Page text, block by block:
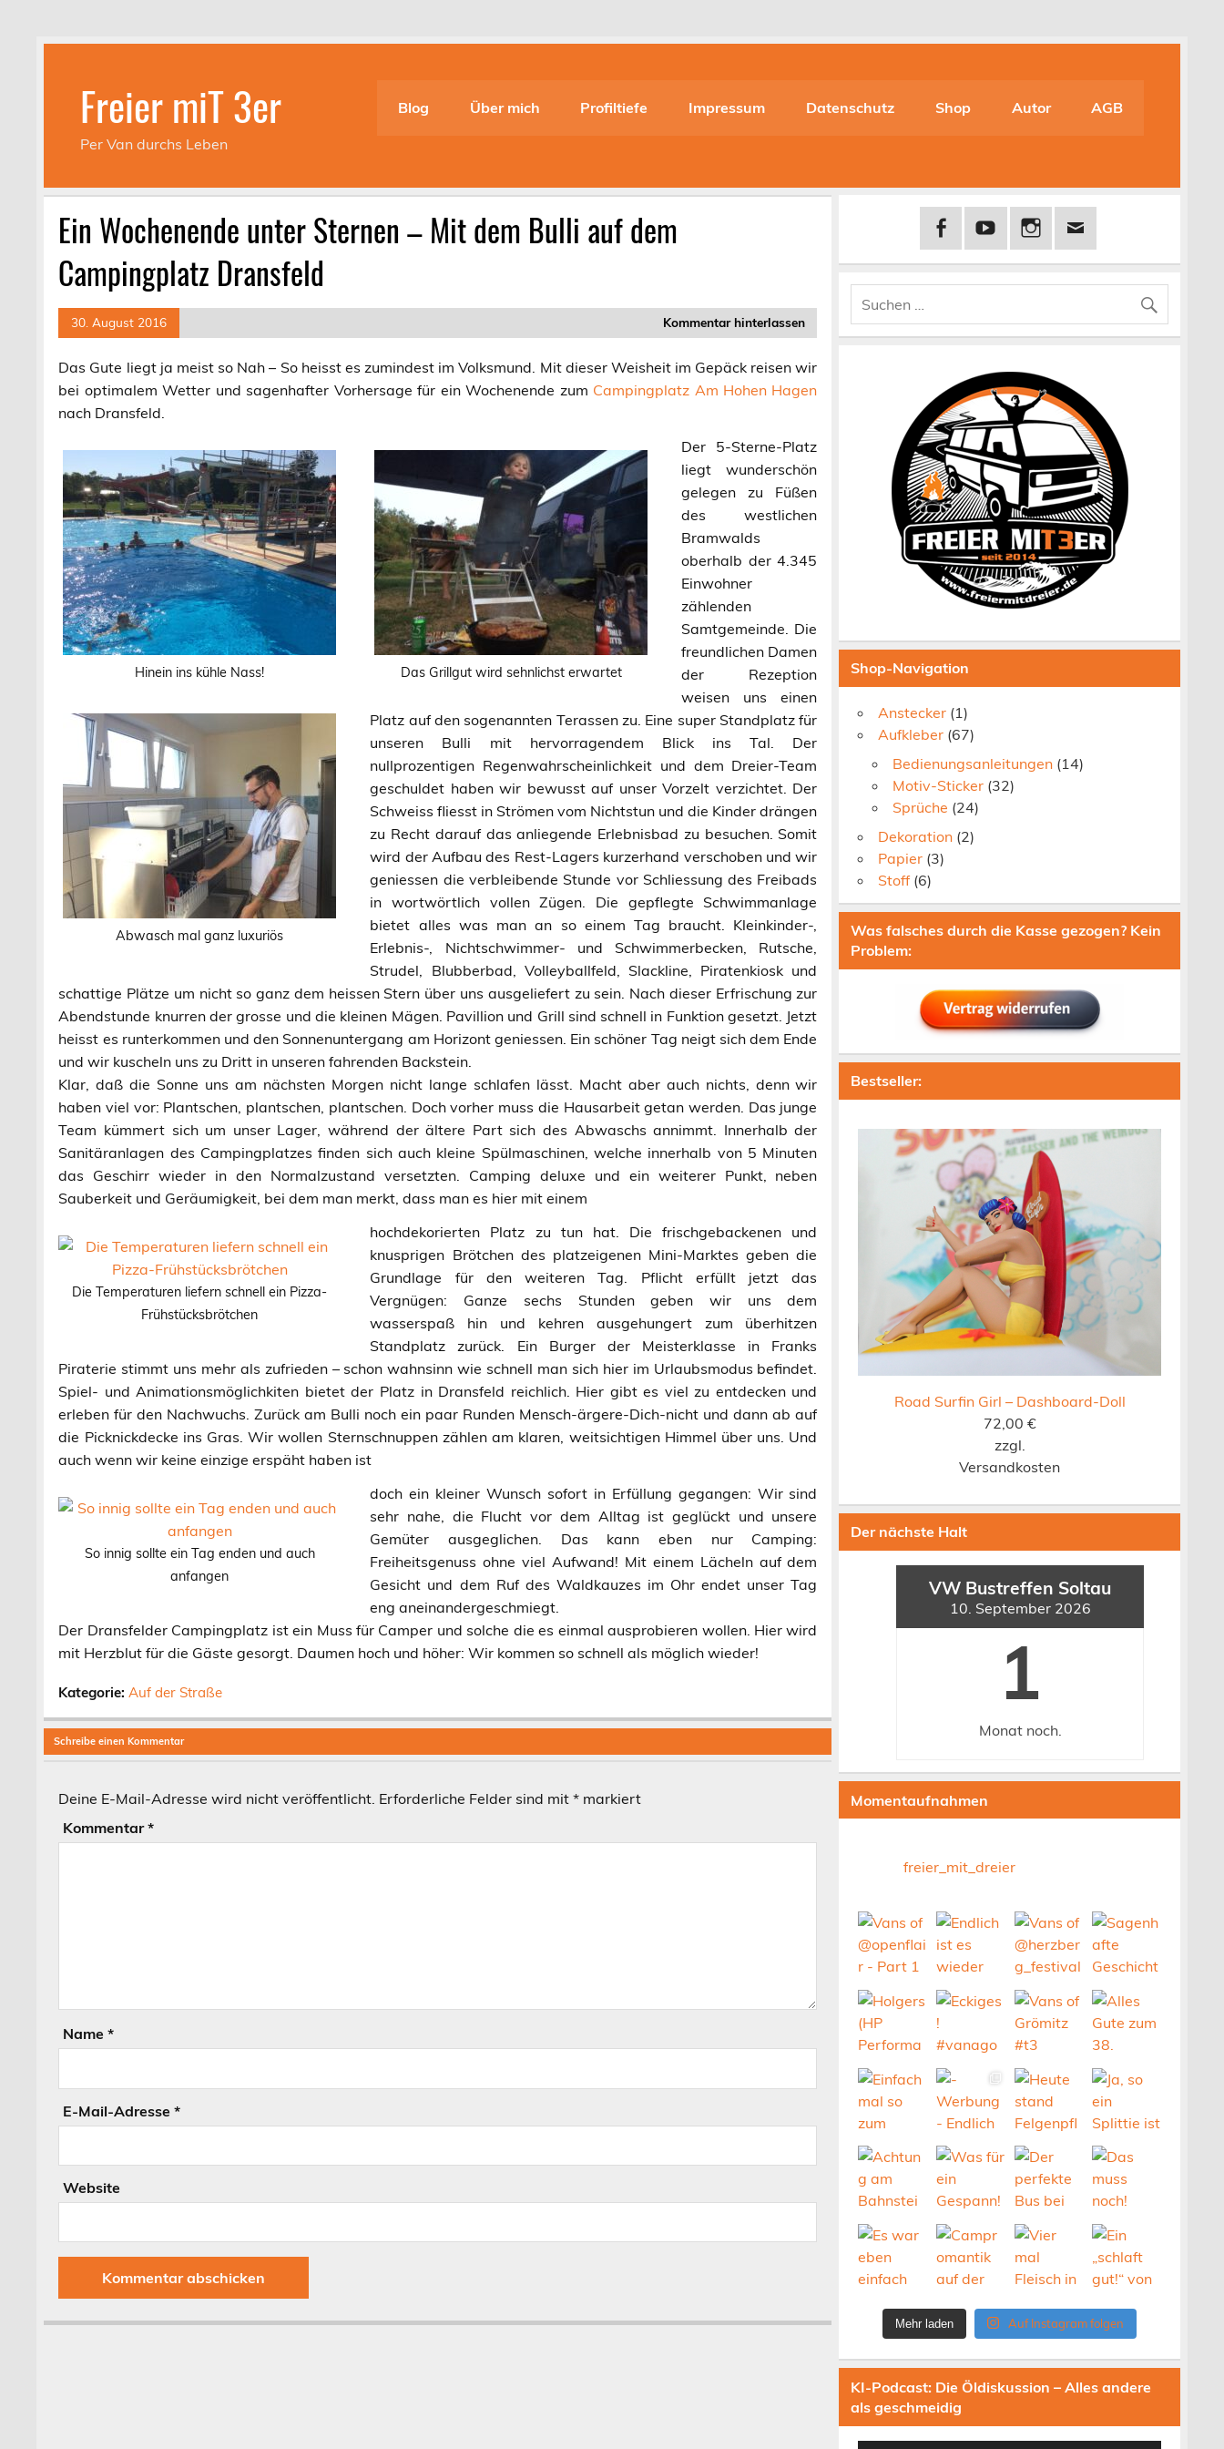
Freier miT 3er
Per Van durchs Leben
Blog Über mich Profiltiefe Impressum Datenschutz Shop Autor AGB
Ein Wochenende unter Sternen – Mit dem Bulli auf dem
Campingplatz Dransfeld
30. August 2016 Kommentar hinterlassen
Das Gute liegt ja meist so Nah – So heisst es zumindest im Volksmund. Mit dieser Weisheit im Gepäck reisen wir
bei optimalem Wetter und sagenhafter Vorhersage für ein Wochenende zum Campingplatz Am Hohen Hagen
nach Dransfeld.
Hinein ins kühle Nass! Das Grillgut wird sehnlichst erwartet
Abwasch mal ganz luxuriös
Der 5-Sterne-Platz
liegt wunderschön
gelegen zu Füßen
des westlichen
Bramwalds
oberhalb der 4.345
Einwohner
zählenden
Samtgemeinde. Die
freundlichen Damen
der Rezeption
weisen uns einen
Platz auf den sogenannten Terassen zu. Eine super Standplatz für
unseren Bulli mit hervorragendem Blick ins Tal. Der
nullprozentigen Regenwahrscheinlichkeit und dem Dreier-Team
geschuldet haben wir bewusst auf unser Vorzelt verzichtet. Der
Schweiss fliesst in Strömen vom Nichtstun und die Kinder drängen
zu Recht darauf das anliegende Erlebnisbad zu besuchen. Somit
wird der Aufbau des Rest-Lagers kurzerhand verschoben und wir
geniessen die verbleibende Stunde vor Schliessung des Freibads
in wortwörtlich vollen Zügen. Die gepflegte Schwimmanlage
bietet alles was man an so einem Tag braucht. Kleinkinder-,
Erlebnis-, Nichtschwimmer- und Schwimmerbecken, Rutsche,
Strudel, Blubberbad, Volleyballfeld, Slackline, Piratenkiosk und
schattige Plätze um nicht so ganz dem heissen Stern über uns ausgeliefert zu sein. Nach dieser Erfrischung zur
Abendstunde knurren der grosse und die kleinen Mägen. Pavillion und Grill sind schnell in Funktion gesetzt. Jetzt
heisst es runterkommen und den Sonnenuntergang am Horizont geniessen. Ein schöner Tag neigt sich dem Ende
und wir kuscheln uns zu Dritt in unseren fahrenden Backstein.
Klar, daß die Sonne uns am nächsten Morgen nicht lange schlafen lässt. Macht aber auch nichts, denn wir
haben viel vor: Plantschen, plantschen, plantschen. Doch vorher muss die Hausarbeit getan werden. Das junge
Team kümmert sich um unser Lager, während der ältere Part sich des Abwaschs annimmt. Innerhalb der
Sanitäranlagen des Campingplatzes finden sich auch kleine Spülmaschinen, welche innerhalb von 5 Minuten
das Geschirr wieder in den Normalzustand versetzten. Camping deluxe und ein weiterer Punkt, neben
Sauberkeit und Geräumigkeit, bei dem man merkt, dass man es hier mit einem
Die Temperaturen liefern schnell ein Pizza-
Frühstücksbrötchen
hochdekorierten Platz zu tun hat. Die frischgebackenen und
knusprigen Brötchen des platzeigenen Mini-Marktes geben die
Grundlage für den weiteren Tag. Pflicht erfüllt jetzt das
Vergnügen: Ganze sechs Stunden geben wir uns dem
wasserspaß hin und kehren ausgehungert zum überhitzen
Standplatz zurück. Ein Burger der Meisterklasse in Franks
Piraterie stimmt uns mehr als zufrieden – schon wahnsinn wie schnell man sich hier im Urlaubsmodus befindet.
Spiel- und Animationsmöglichkiten bietet der Platz in Dransfeld reichlich. Hier gibt es viel zu entdecken und
erleben für den Nachwuchs. Zurück am Bulli noch ein paar Runden Mensch-ärgere-Dich-nicht und dann ab auf
die Picknickdecke ins Gras. Wir wollen Sternschnuppen zählen am klaren, weitsichtigen Himmel über uns. Und
auch wenn wir keine einzige erspäht haben ist
So innig sollte ein Tag enden und auch
anfangen
doch ein kleiner Wunsch sofort in Erfüllung gegangen: Wir sind
sehr nahe, die Flucht vor dem Alltag ist geglückt und unsere
Gemüter ausgeglichen. Das kann eben nur Camping:
Freiheitsgenuss ohne viel Aufwand! Mit einem Lächeln auf dem
Gesicht und dem Ruf des Waldkauzes im Ohr endet unser Tag
eng aneinandergeschmiegt.
Der Dransfelder Campingplatz ist ein Muss für Camper und solche die es einmal ausprobieren wollen. Hier wird
mit Herzblut für die Gäste gesorgt. Daumen hoch und höher: Wir kommen so schnell als möglich wieder!
Kategorie:Auf der Straße
Schreibe einen Kommentar
Deine E-Mail-Adresse wird nicht veröffentlicht. Erforderliche Felder sind mit* markiert
Kommentar*
Name*
E-Mail-Adresse*
Website
Shop-Navigation
Anstecker (1)
Aufkleber (67)
Bedienungsanleitungen (14)
Motiv-Sticker (32)
Sprüche (24)
Dekoration (2)
Papier (3)
Stoff (6)
Was falsches durch die Kasse gezogen? Kein
Problem:
Bestseller:
Road Surfin Girl – Dashboard-Doll
72,00 €
zzgl.
Versandkosten
Der nächste Halt
VW Bustreffen Soltau
10. September 2026
1
Monatnoch.
Momentaufnahmen
freier_mit_dreier
Mehr laden Auf Instagram folgen
KI-Podcast: Die Öldiskussion – Alles andere
als geschmeidig